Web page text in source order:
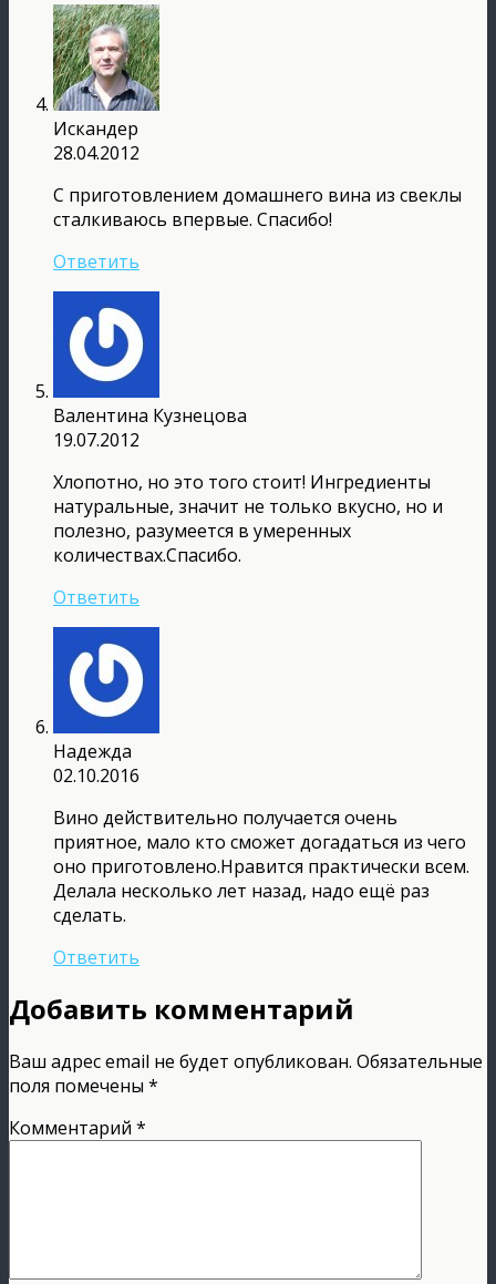
Искандер
28.04.2012
С приготовлением домашнего вина из свеклы
сталкиваюсь впервые. Спасибо!
Ответить
Валентина Кузнецова
19.07.2012
Хлопотно, но это того стоит! Ингредиенты
натуральные, значит не только вкусно, но и
полезно, разумеется в умеренных
количествах.Спасибо.
Ответить
Надежда
02.10.2016
Вино действительно получается очень
приятное, мало кто сможет догадаться из чего
оно приготовлено.Нравится практически всем.
Делала несколько лет назад, надо ещё раз
сделать.
Ответить
Добавить комментарий
Ваш адрес email не будет опубликован. Обязательные
поля помечены *
Комментарий *